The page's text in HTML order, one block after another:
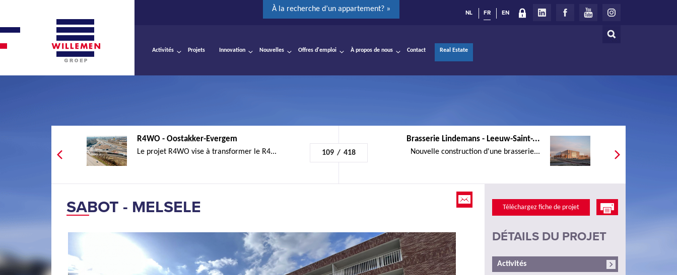
À la recherche d’un appartement? »
Rechercher
NL FR EN
Activités Projets Innovation Nouvelles Offres d'emploi À propos de nous Contact Real Estate
R4WO - Oostakker-Evergem
Le projet R4WO vise à transformer le R4... 109 / 418
Brasserie Lindemans - Leeuw-Saint-...
Nouvelle construction d'une brasserie...
SABOT - MELSELE Téléchargez fiche de projet
DÉTAILS DU PROJET
Activités